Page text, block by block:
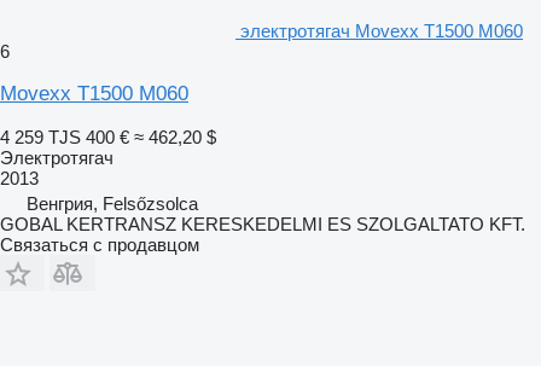
электротягач Movexx T1500 M060
6
Movexx T1500 M060
4 259 TJS 400 € ≈ 462,20 $
Электротягач
2013
Венгрия, Felsőzsolca
GOBAL KERTRANSZ KERESKEDELMI ES SZOLGALTATO KFT.
Связаться с продавцом